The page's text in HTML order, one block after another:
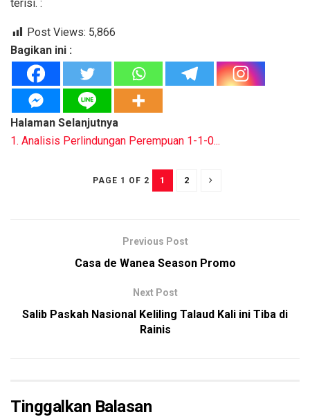
terisi. :
Post Views: 5,866
Bagikan ini :
Halaman Selanjutnya
1. Analisis Perlindungan Perempuan 1-1-0...
PAGE 1 OF 2 1 2
Previous Post
Casa de Wanea Season Promo
Next Post
Salib Paskah Nasional Keliling Talaud Kali ini Tiba di
Rainis
Tinggalkan Balasan